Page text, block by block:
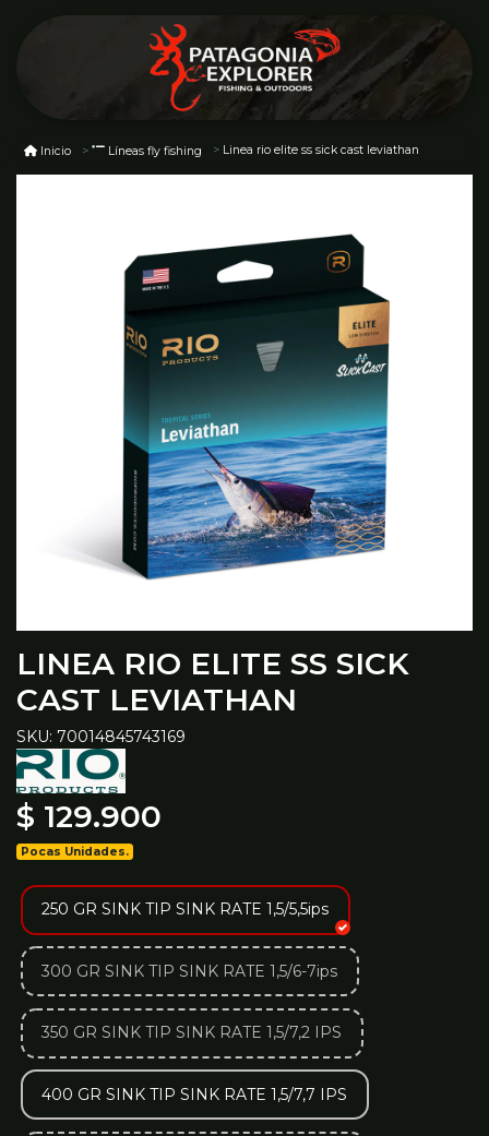
Inicio Líneas fly fishing Linea rio elite ss sick cast leviathan
LINEA RIO ELITE SS SICK
CAST LEVIATHAN
SKU: 70014845743169
$ 129.900
Pocas Unidades.
250 GR SINK TIP SINK RATE 1,5/5,5ips
300 GR SINK TIP SINK RATE 1,5/6-7ips
350 GR SINK TIP SINK RATE 1,5/7,2 IPS
400 GR SINK TIP SINK RATE 1,5/7,7 IPS